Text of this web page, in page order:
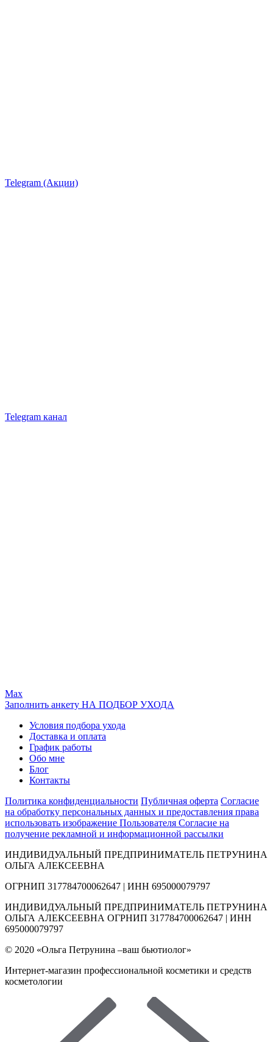
Telegram (Акции)
Telegram канал
Max
Заполнить анкету НА ПОДБОР УХОДА
Условия подбора ухода
Доставка и оплата
График работы
Обо мне
Блог
Контакты
Политика конфиденциальности Публичная оферта Согласие
на обработку персональных данных и предоставления права
использовать изображение Пользователя Согласие на
получение рекламной и информационной рассылки
ИНДИВИДУАЛЬНЫЙ ПРЕДПРИНИМАТЕЛЬ ПЕТРУНИНА
ОЛЬГА АЛЕКСЕЕВНА
ОГРНИП 317784700062647 | ИНН 695000079797
ИНДИВИДУАЛЬНЫЙ ПРЕДПРИНИМАТЕЛЬ ПЕТРУНИНА
ОЛЬГА АЛЕКСЕЕВНА ОГРНИП 317784700062647 | ИНН
695000079797
© 2020 «Ольга Петрунина –ваш бьютиолог»
Интернет-магазин профессиональной косметики и средств
косметологии